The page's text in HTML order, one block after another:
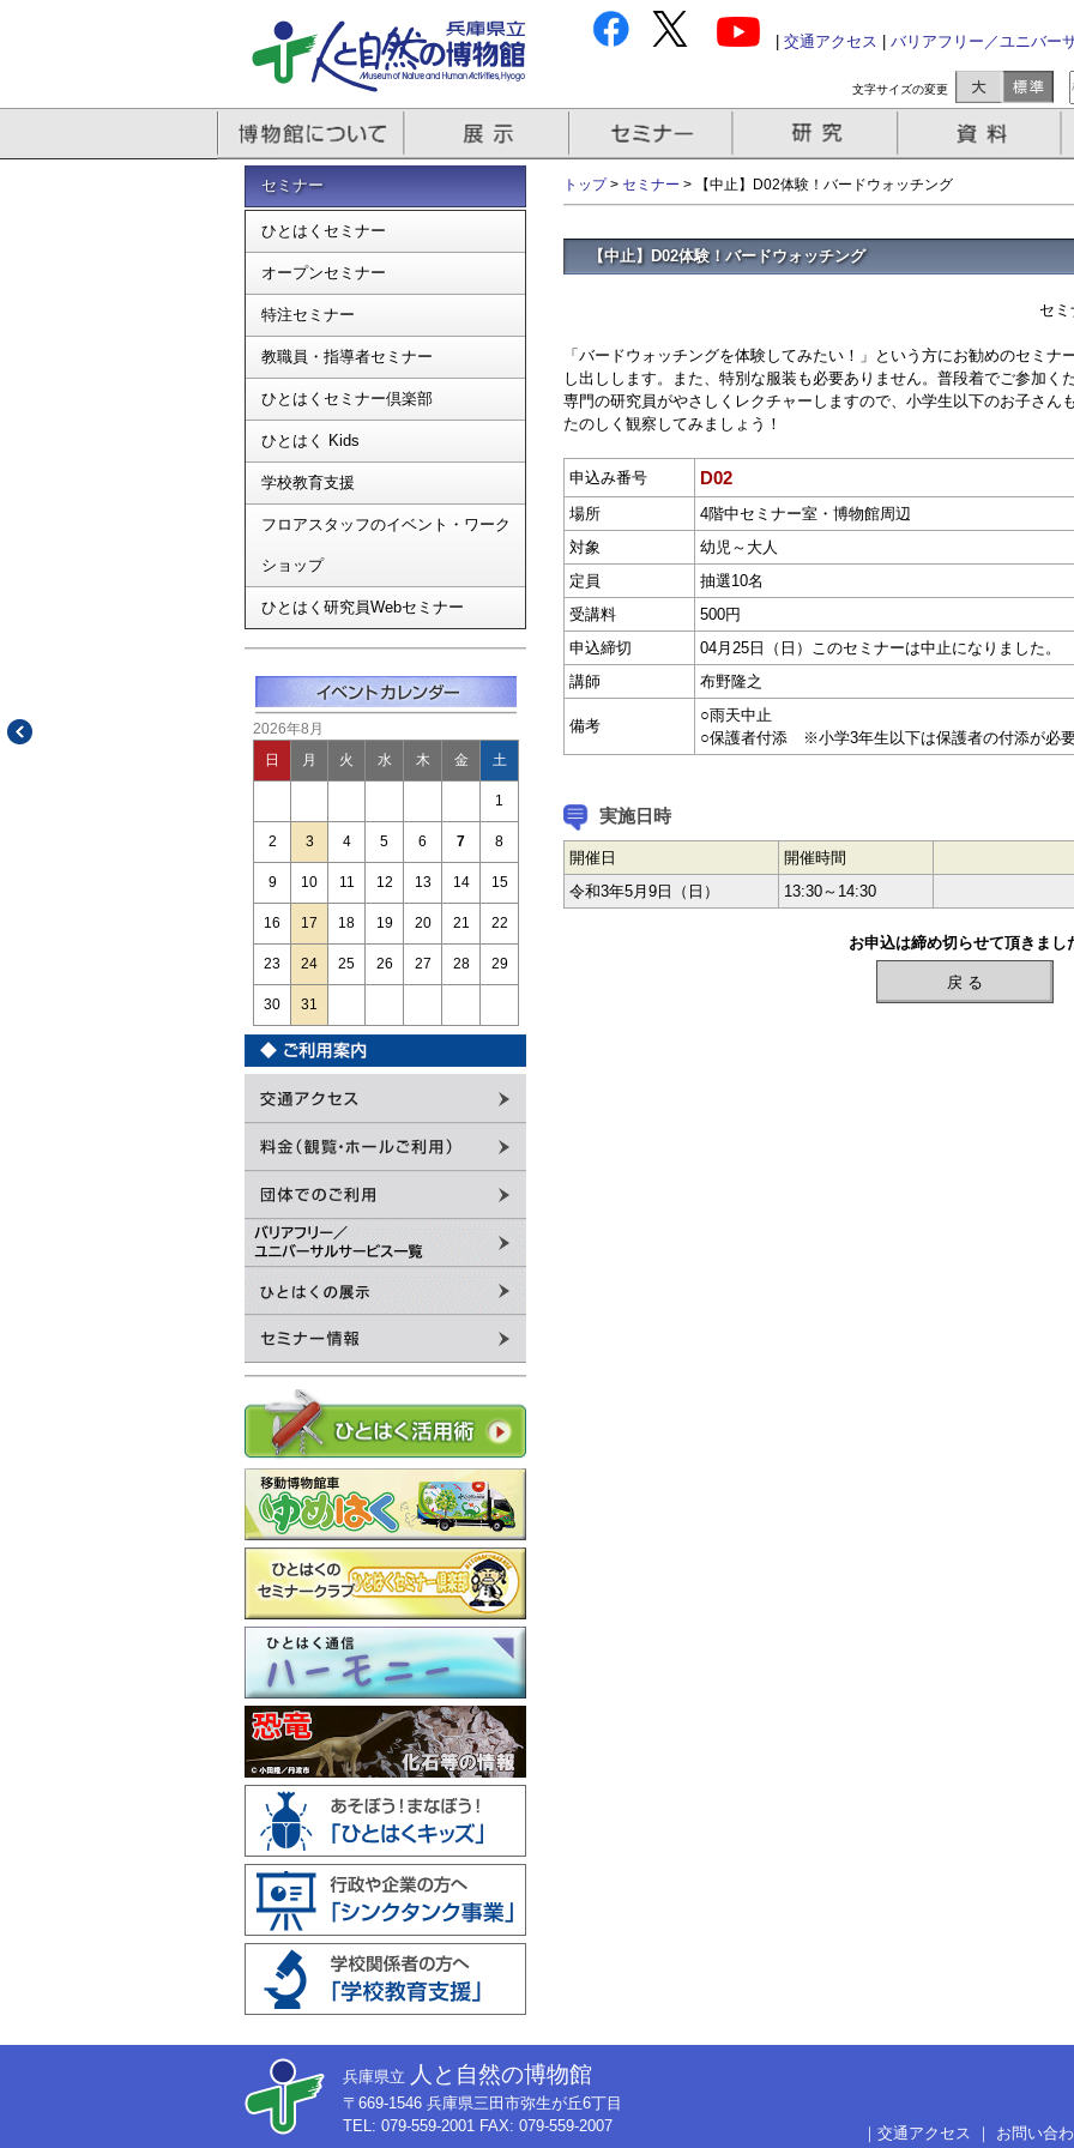
交通アクセス バリアフリー／ユニバー
文字サイズの変更
セミナー
ひとはくセミナー
オープンセミナー
特注セミナー
教職員・指導者セミナー
ひとはくセミナー倶楽部
ひとはく Kids
学校教育支援
フロアスタッフのイベント・ワーク
ショップ
ひとはく研究員Webセミナー
2026年8月
日 月 火 水 木 金 土
1
2 3 4 5 6 7 8
9 10 11 12 13 14 15
16 17 18 19 20 21 22
23 24 25 26 27 28 29
30 31
トップ> セミナー > 【中止】D02体験！バードウォッチング
【中止】D02体験！バードウォッチング
セ
「バードウォッチングを体験してみたい！」という方にお勧めのセミ
し出しします。また、特別な服装も必要ありません。普段着でご参加くだ
専門の研究員がやさしくレクチャーしますので、小学生以下のお子さん
たのしく観察してみましょう！
申込み番号 D02
場所
4階中セミナー室・博物館周辺
対象
幼児～大人
定員
抽選10名
受講料
500円
申込締切
04月25日（日）このセミナーは中止になりました。
講師
布野隆之
備考
○雨天中止
○保護者付添 ※小学3年生以下は保護者の付添が必要
実施日時
開催日
開催時間
令和3年5月9日（日）
13:30～14:30
お申込は締め切らせて頂きまし
戻 る
兵庫県立 人と自然の博物館
〒669-1546 兵庫県三田市弥生が丘6丁目
TEL: 079-559-2001 FAX: 079-559-2007
｜ 交通アクセス ｜ お問い合